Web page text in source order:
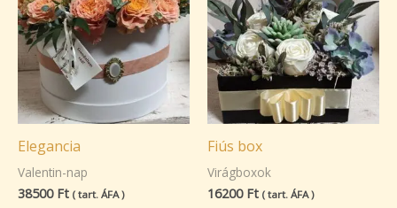
Elegancia
Valentin-nap
38500 Ft ( tart. ÁFA )
Fiús box
Virágboxok
16200 Ft ( tart. ÁFA )